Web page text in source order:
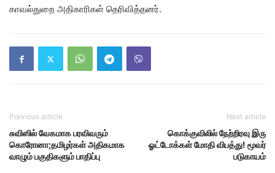
காவல்துறை அதிகாரிகள் தெரிவித்தனர்.
Previous article
சுவிஸில் வேகமாக பரவிவரும்
கொரோனா;தமிழர்கள் அதிகமாக
வாழும் பகுதிகளும் பாதிப்பு
Next article
கொக்குவிலில் நேற்றிரவு இரு
ஓட்டோக்கள் மோதி விபத்து! மூவர்
படுகாயம்